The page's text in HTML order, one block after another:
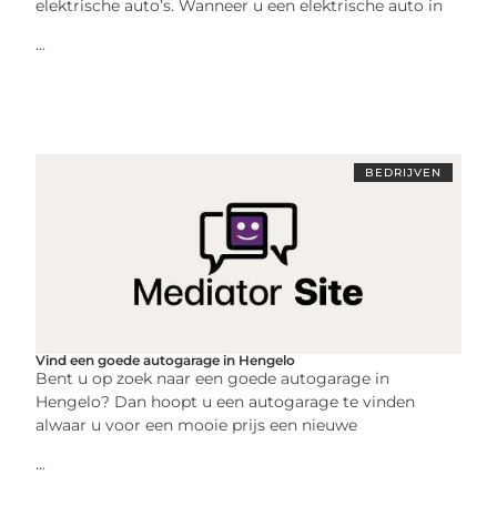
elektrische auto’s. Wanneer u een elektrische auto in
...
BEDRIJVEN
Vind een goede autogarage in Hengelo
Bent u op zoek naar een goede autogarage in
Hengelo? Dan hoopt u een autogarage te vinden
alwaar u voor een mooie prijs een nieuwe
...